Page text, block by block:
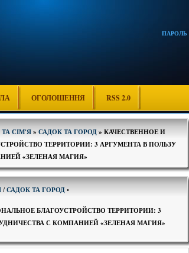
ПАРОЛЬ
ОГОЛОШЕННЯ RSS 2.0
ТА СІМ'Я» САДОК ТА ГОРОД» КАЧЕСТВЕННОЕ И
ТЕРРИТОРИИ: 3 АРГУМЕНТА В ПОЛЬЗУ
«ЗЕЛЕНАЯ МАГИЯ»
/ САДОК ТА ГОРОД •
БЛАГОУСТРОЙСТВО ТЕРРИТОРИИ: 3
С КОМПАНИЕЙ «ЗЕЛЕНАЯ МАГИЯ»